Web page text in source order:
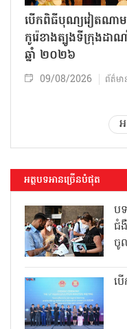
បើកពិធីបុណ្យវៀតណា
កូរ៉េខាងត្បូងទីក្រុងដា
ឆ្នាំ ២០២៦
09/08/2026 ព័ត៌មា
អត្ថបទអានច្រើនបំផុត
ប
ជំ
ចូ
ប